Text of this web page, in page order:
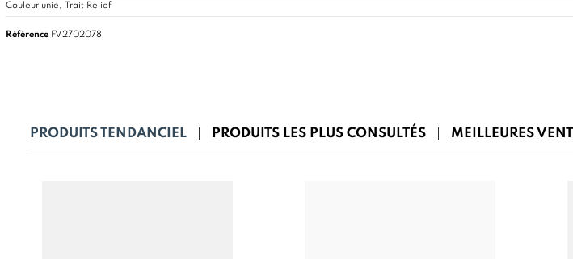
Couleur unie, Trait Relief
Référence FV2702078
PRODUITS TENDANCIEL PRODUITS LES PLUS CONSULTÉS MEILLEURES